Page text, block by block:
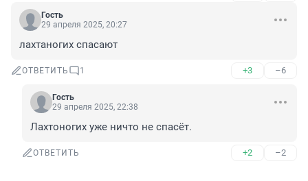
Гость
29 апреля 2025, 20:27
лахтаногих спасают
ОТВЕТИТЬ 1 +3 –6
Гость
29 апреля 2025, 22:38
Лахтоногих уже ничто не спасёт.
ОТВЕТИТЬ +2 –2